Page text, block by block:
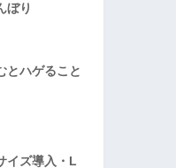
ぼり
とハゲること
イズ導入・L